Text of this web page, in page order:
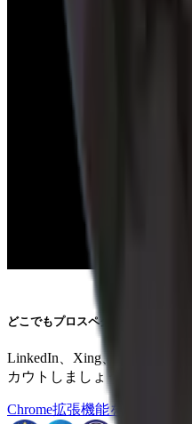
どこでもプロスペクト
LinkedIn、Xing、ZoomInfo
カウトしましょう。
Chrome拡張機能を入手